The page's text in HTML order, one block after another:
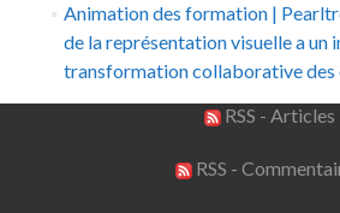
Animation des formation |
de la représentation visuelle a un
transformation collaborative des
RSS - Articles
RSS -